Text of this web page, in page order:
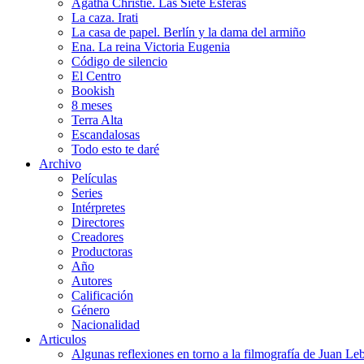
Agatha Christie. Las Siete Esferas
La caza. Irati
La casa de papel. Berlín y la dama del armiño
Ena. La reina Victoria Eugenia
Código de silencio
El Centro
Bookish
8 meses
Terra Alta
Escandalosas
Todo esto te daré
Archivo
Películas
Series
Intérpretes
Directores
Creadores
Productoras
Año
Autores
Calificación
Género
Nacionalidad
Articulos
Algunas reflexiones en torno a la filmografía de Juan